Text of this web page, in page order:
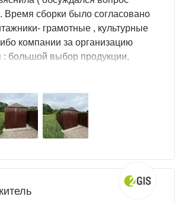
Время сборки было согласовано
грамотные , культурные
компании за организацию
: большой выбор продукции,